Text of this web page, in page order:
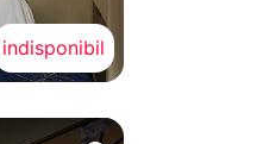
indisponibil